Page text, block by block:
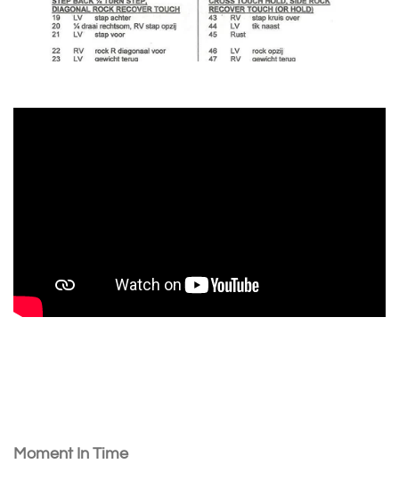
Moment In Time